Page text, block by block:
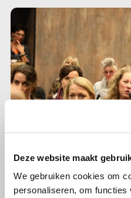
Deze website maakt
We gebruiken cookies om
personaliseren, om